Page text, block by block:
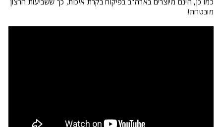
מובטחת!